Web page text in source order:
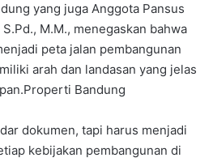
yang juga Anggota Pansus
M.M., menegaskan bahwa
peta jalan pembangunan
arah dan landasan yang jelas
Bandung
dokumen, tapi harus menjadi
kebijakan pembangunan di